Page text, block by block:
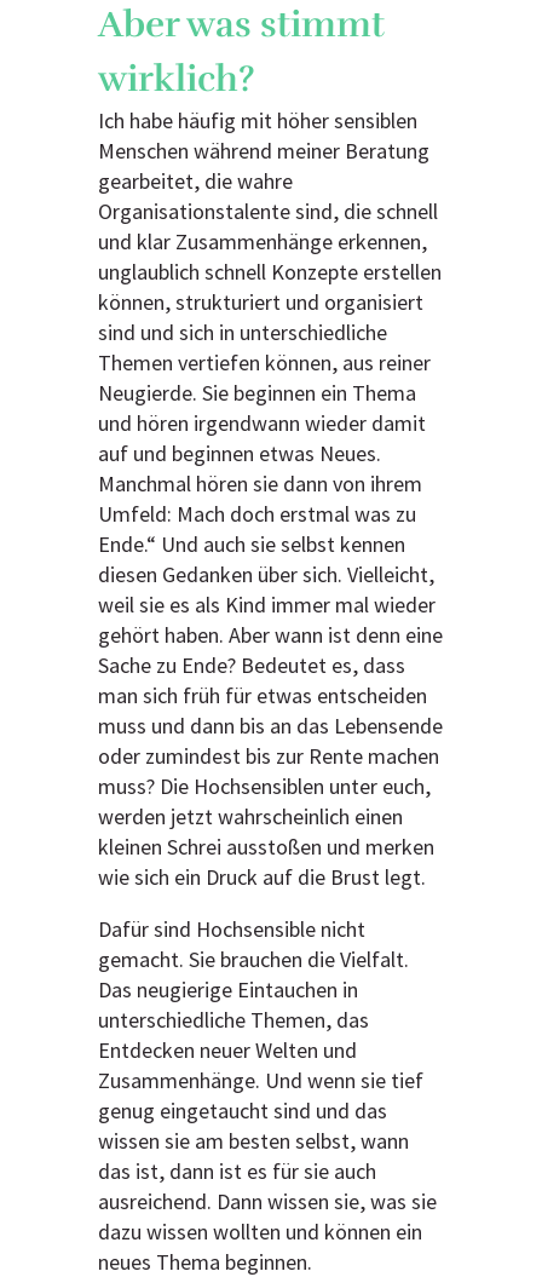
Aber was stimmt
wirklich?
Ich habe häufig mit höher sensiblen
Menschen während meiner Beratung
gearbeitet, die wahre
Organisationstalente sind, die schnell
und klar Zusammenhänge erkennen,
unglaublich schnell Konzepte erstellen
können, strukturiert und organisiert
sind und sich in unterschiedliche
Themen vertiefen können, aus reiner
Neugierde. Sie beginnen ein Thema
und hören irgendwann wieder damit
auf und beginnen etwas Neues.
Manchmal hören sie dann von ihrem
Umfeld: Mach doch erstmal was zu
Ende.“ Und auch sie selbst kennen
diesen Gedanken über sich. Vielleicht,
weil sie es als Kind immer mal wieder
gehört haben. Aber wann ist denn eine
Sache zu Ende? Bedeutet es, dass
man sich früh für etwas entscheiden
muss und dann bis an das Lebensende
oder zumindest bis zur Rente machen
muss? Die Hochsensiblen unter euch,
werden jetzt wahrscheinlich einen
kleinen Schrei ausstoßen und merken
wie sich ein Druck auf die Brust legt.
Dafür sind Hochsensible nicht
gemacht. Sie brauchen die Vielfalt.
Das neugierige Eintauchen in
unterschiedliche Themen, das
Entdecken neuer Welten und
Zusammenhänge. Und wenn sie tief
genug eingetaucht sind und das
wissen sie am besten selbst, wann
das ist, dann ist es für sie auch
ausreichend. Dann wissen sie, was sie
dazu wissen wollten und können ein
neues Thema beginnen.